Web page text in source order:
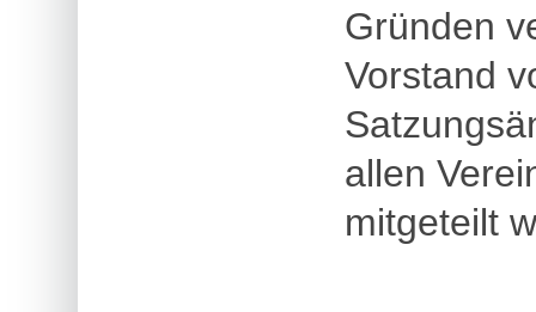
Gründen
Vorstand
allen
mitgeteilt